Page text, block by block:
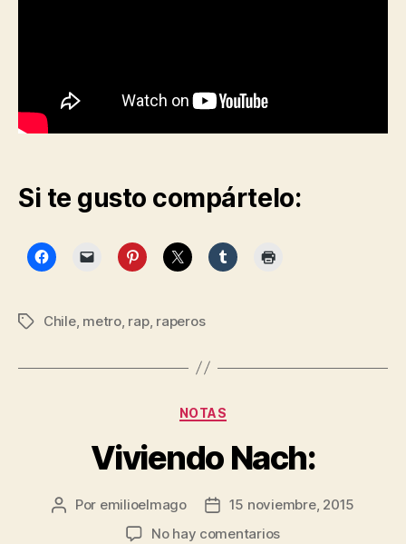
Si te gusto compártelo:
Etiquetas
Chile, metro, rap, raperos
Categorías
NOTAS
Viviendo Nach:
Autor
Por emilioelmago
Fecha15 noviembre, 2015
No hay comentariosen